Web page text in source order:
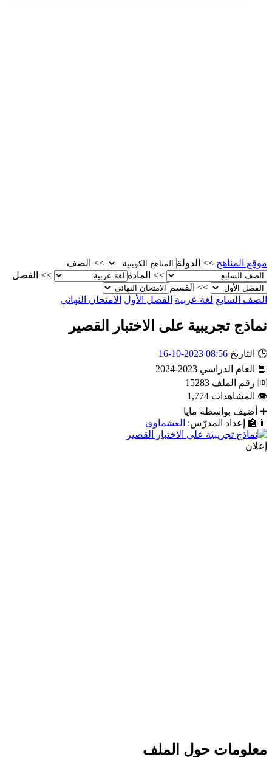
موقع المناهج >> الدولة >>
الصف
>>
المادة >>
الفصل
>>
القسم
الصف السابع لغة عربية الفصل الأول الامتحان النهائي
نماذج تجريبية على الاختبار القصير
🕒 التاريخ 08:56 2023-10-16
📘
العام الدراسي 2023-2024
🆔 رقم الملف 15283
👁
المشاهدات 1,774
➕
أضيف بواسطة مايا
👨‍🏫
إعداد المدرّس: العشماوي
إعلان
معلومات حول الملف